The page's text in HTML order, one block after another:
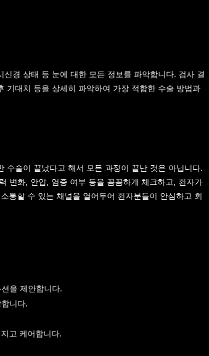
경 상태 등 눈에 대한 모든 정보를 파악합니다. 검사 결
기대치 등을 상세히 파악하여 가장 적합한 수술 방법과
술이 끝났다고 해서 모든 과정이 끝난 것은 아닙니다.
변화, 안압, 염증 여부 등을 꼼꼼하게 체크하고, 환자가
통할 수 있는 채널을 열어두어 환자분들이 안심하고 회
을 제안합니다.
니다.
고 케어합니다.